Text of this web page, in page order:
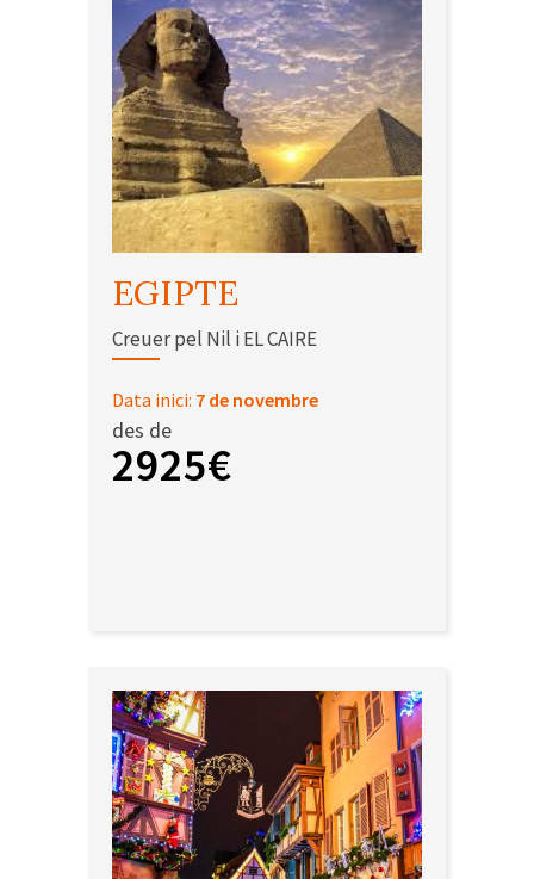
EGIPTE
Creuer pel Nil i EL CAIRE
Data inici: 7 de novembre
des de
2925€